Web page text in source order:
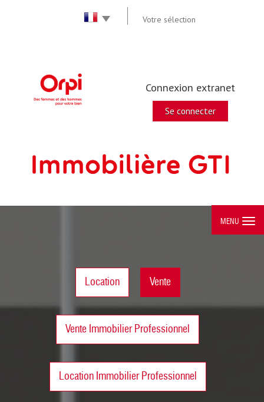
Votre sélection
Connexion extranet
Se connecter
MENU
Location Vente
Vente Immobilier Professionnel
Location Immobilier Professionnel